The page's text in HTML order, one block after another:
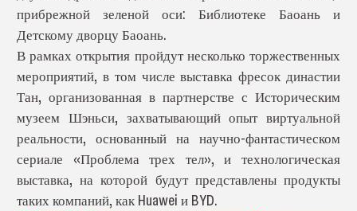
прибрежной зеленой оси: Библиотеке Баоань и
Детскому дворцу Баоань.
В рамках открытия пройдут несколько торжественных
мероприятий, в том числе выставка фресок династии
Тан, организованная в партнерстве с Историческим
музеем Шэньси, захватывающий опыт виртуальной
реальности, основанный на научно-фантастическом
сериале «Проблема трех тел», и технологическая
выставка, на которой будут представлены продукты
таких компаний, как Huawei и BYD.